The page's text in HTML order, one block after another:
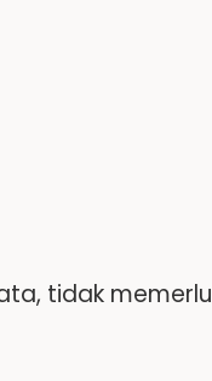
tidak